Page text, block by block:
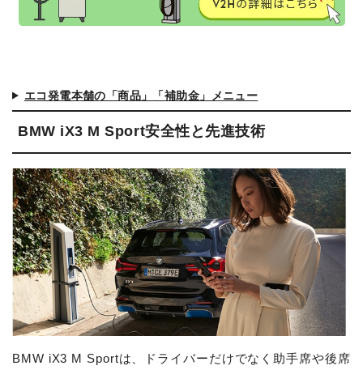
エコ発電本舗の「商品」「補助金」メニュー
BMW iX3 M Sport安全性と先進技術
BMW iX3 M Sportは、ドライバーだけでなく助手席や後席